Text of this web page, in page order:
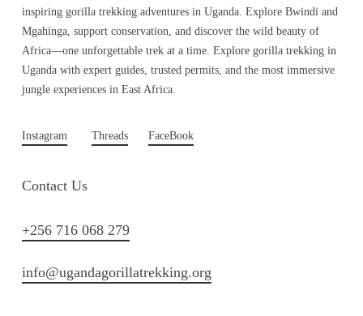
inspiring gorilla trekking adventures in Uganda. Explore Bwindi and
Mgahinga, support conservation, and discover the wild beauty of
Africa—one unforgettable trek at a time. Explore gorilla trekking in
Uganda with expert guides, trusted permits, and the most immersive
jungle experiences in East Africa.
Instagram Threads FaceBook
Contact Us
+256 716 068 279
info@ugandagorillatrekking.org